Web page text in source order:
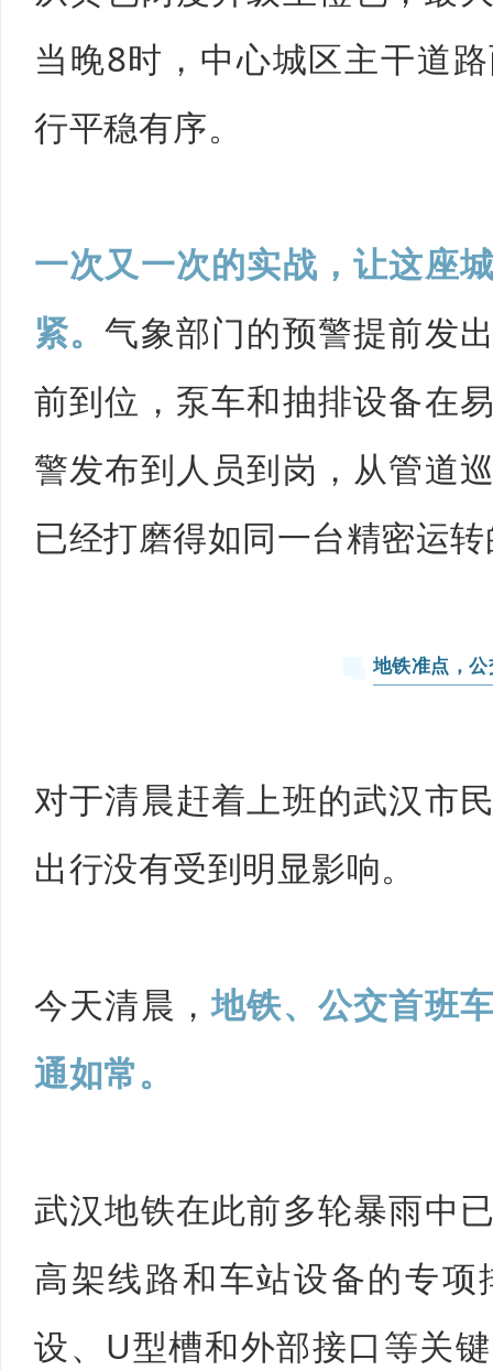
当晚8时，中心城区主干道
行平稳有序。
一次又一次的实战，让这座
紧。气象部门的预警提前发
前到位，泵车和抽排设备在
警发布到人员到岗，从管道
已经打磨得如同一台精密运
地铁准点，
对于清晨赶着上班的武汉市
出行没有受到明显影响。
今天清晨，地铁、公交首班
通如常。
武汉地铁在此前多轮暴雨中
高架线路和车站设备的专
设、U型槽和外部接口等关